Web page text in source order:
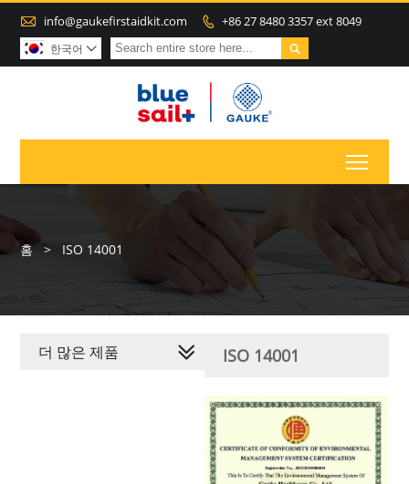
 info@gaukefirstaidkit.com  +86 27 8480 3357 ext 8049

한국어 
홈 > ISO 14001
ISO 14001
더 많은 제품